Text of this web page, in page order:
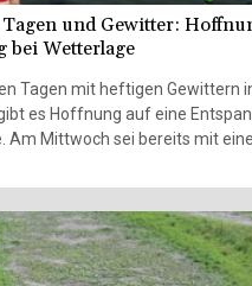
Tagen und Gewitter:
bei Wetterlage
Tagen mit heftigen Gewittern
es Hoffnung auf eine
Am Mittwoch sei bereits mit
erwarteten Höchstwerten zu
dann am Donnerstag
(DWD) in Offenbach
aber weiterhin feuchtheiße
für Temperaturen von mehr